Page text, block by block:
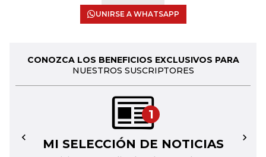
UNIRSE A WHATSAPP
CONOZCA LOS BENEFICIOS EXCLUSIVOS PARA
NUESTROS SUSCRIPTORES
1
MI SELECCIÓN DE NOTICIAS
← →